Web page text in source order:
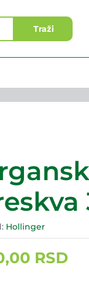
Traži
Hollinger
RSD